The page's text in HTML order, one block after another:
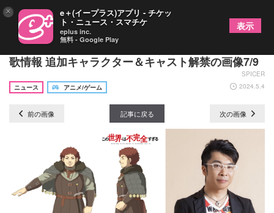
TVアニメ『この世界は不完全すぎる』OP＆ED主題
歌情報 追加キャラクター＆キャスト解禁の画像7/9
SPICER
ニュース
アニメ/ゲーム 2024.5.4
前の画像 記事に戻る 次の画像
× e＋(イープラス)アプリ - チケッ
ト・ニュース・スマチケ
eplus inc.
無料 - Google Play
表示